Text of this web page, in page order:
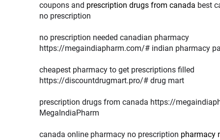
coupons and prescription drugs from canada best
no prescription
no prescription needed canadian pharmacy
https://megaindiapharm.com/# indian pharmacy
cheapest pharmacy to get prescriptions filled
https://discountdrugmart.pro/# drug mart
prescription drugs from canada https://
MegaIndiaPharm
canada online pharmacy no prescription pharmacy